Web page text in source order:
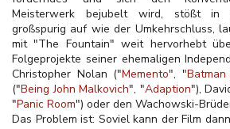
Meisterwerk bejubelt wird, stößt in
großspurig auf wie der Umkehrschluss,
mit "The Fountain" weit hervorhebt
Folgeprojekte seiner ehemaligen
Christopher Nolan ("Memento", "
("Being John Malkovich", "Adaption"),
"Panic Room") oder den Wachowski-
Das Problem ist: Soviel kann der Film